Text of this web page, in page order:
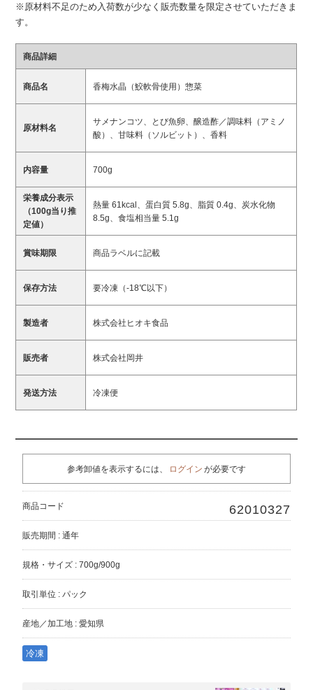
※原材料不足のため入荷数が少なく販売数量を限定させていただきま
す。
商品詳細
商品名 香梅水晶（鮫軟骨使用）惣菜
原材料名
サメナンコツ、とび魚卵、醸造酢／調味料（アミノ
酸）、甘味料（ソルビット）、香料
内容量 700g
栄養成分表示
（100g当り推
定値）
熱量 61kcal、蛋白質 5.8g、脂質 0.4g、炭水化物
8.5g、食塩相当量 5.1g
賞味期限 商品ラベルに記載
保存方法 要冷凍（-18℃以下）
製造者 株式会社ヒオキ食品
販売者 株式会社岡井
発送方法 冷凍便
参考卸値を表示するには、 ログイン が必要です
商品コード 62010327
販売期間 : 通年
規格・サイズ : 700g/900g
取引単位 : パック
産地／加工地 : 愛知県
冷凍